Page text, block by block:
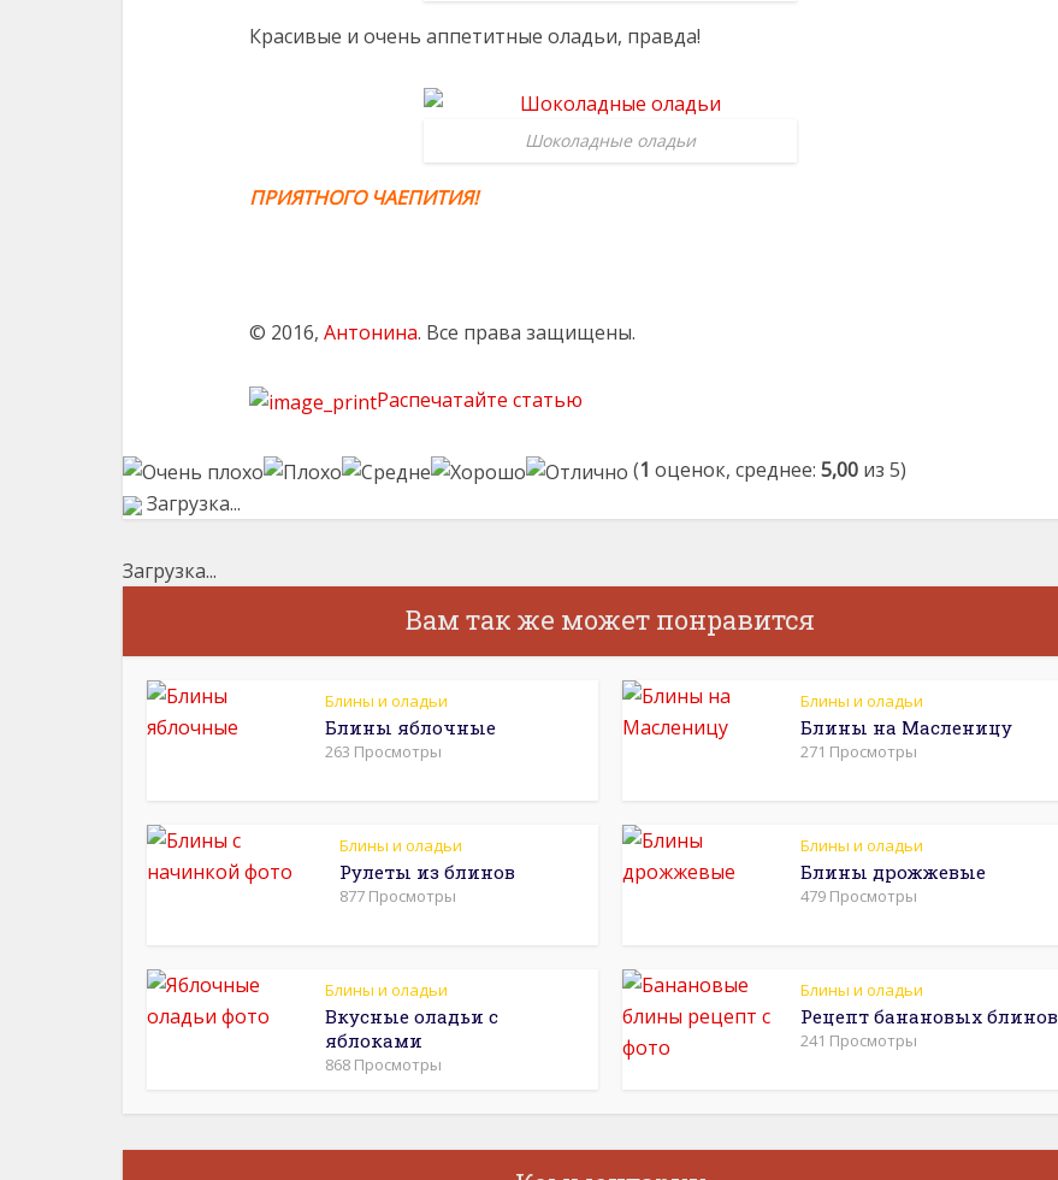
Красивые и очень аппетитные оладьи, правда!
Шоколадные оладьи
ПРИЯТНОГО ЧАЕПИТИЯ!
© 2016, Антонина. Все права защищены.
Распечатайте статью
(1 оценок, среднее: 5,00 из 5)
Загрузка...
Загрузка...
Вам так же может понравится
Блины и оладьи
Блины яблочные
263 Просмотры
Блины и оладьи
Блины на Масленицу
271 Просмотры
Блины и оладьи
Рулеты из блинов
877 Просмотры
Блины и оладьи
Блины дрожжевые
479 Просмотры
Блины и оладьи
Вкусные оладьи с
яблоками
868 Просмотры
Блины и оладьи
Рецепт банановых блинов
241 Просмотры